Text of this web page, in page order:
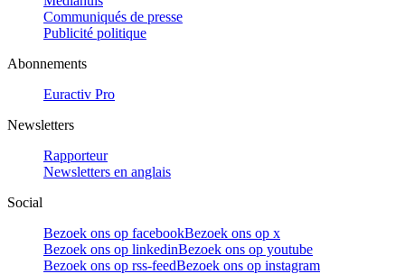
Communiqués de presse
Publicité politique
Abonnements
Euractiv Pro
Newsletters
Rapporteur
Newsletters en anglais
Social
Bezoek ons op facebookBezoek ons op x
Bezoek ons op linkedinBezoek ons op youtube
Bezoek ons op rss-feedBezoek ons op instagram